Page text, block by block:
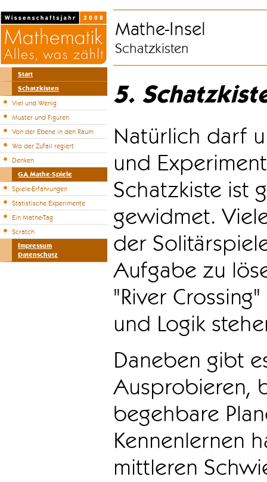
Start
Schatzkisten
Viel und Wenig
Muster und Figuren
Von der Ebene in den Raum
Wo der Zufall regiert
Denken
GA Mathe-Spiele
Spiele-Erfahrungen
Statistische Experimente
Ein Mathe-Tag
Scratch
Impressum
Datenschutz
Mathe-Insel
Schatzkisten
5.
Natürlich darf
und
Schatzkiste ist
gewidmet.
der
Aufgabe zu
"River
und Logik
Daneben gibt
Ausprobieren,
begehbare
Kennenlernen
mittleren